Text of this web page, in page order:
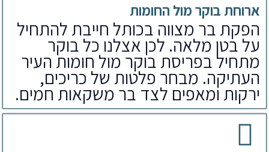
ארוחת בוקר מול החומות
הפקת בר מצווה בכותל חייבת להתחיל
על בטן מלאה. לכן אצלנו כל בוקר
מתחיל בפריסת בוקר מול חומות העיר
העתיקה. מבחר פלטות של כריכים,
ירקות ומאפים לצד בר משקאות חמים.